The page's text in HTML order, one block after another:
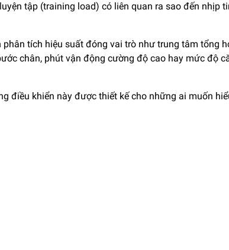
tập (training load) có liên quan ra sao đến nhịp
tích hiệu suất đóng vai trò như trung tâm tổng
chân, phút vận động cường độ cao hay mức độ
điều khiển này được thiết kế cho những ai muốn